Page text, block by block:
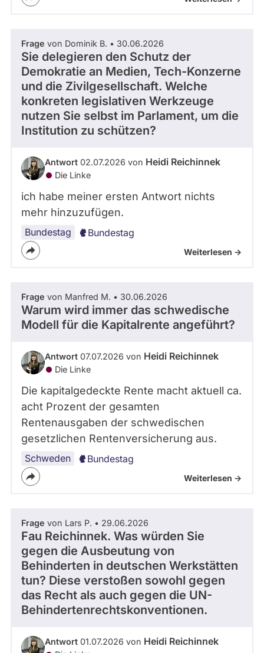
Frage von Dominik B. • 30.06.2026
Sie delegieren den Schutz der
Demokratie an Medien, Tech-Konzerne
und die Zivilgesellschaft. Welche
konkreten legislativen Werkzeuge
nutzen Sie selbst im Parlament, um die
Institution zu schützen?
Antwort 02.07.2026 von Heidi Reichinnek
Die Linke
ich habe meiner ersten Antwort nichts
mehr hinzuzufügen.
Bundestag Bundestag
Weiterlesen ->
Frage von Manfred M. • 30.06.2026
Warum wird immer das schwedische
Modell für die Kapitalrente angeführt?
Antwort 07.07.2026 von Heidi Reichinnek
Die Linke
Die kapitalgedeckte Rente macht aktuell ca.
acht Prozent der gesamten
Rentenausgaben der schwedischen
gesetzlichen Rentenversicherung aus.
Schweden Bundestag
Weiterlesen ->
Frage von Lars P. • 29.06.2026
Fau Reichinnek. Was würden Sie
gegen die Ausbeutung von
Behinderten in deutschen Werkstätten
tun? Diese verstoßen sowohl gegen
das Recht als auch gegen die UN-
Behindertenrechtskonventionen.
Antwort 01.07.2026 von Heidi Reichinnek